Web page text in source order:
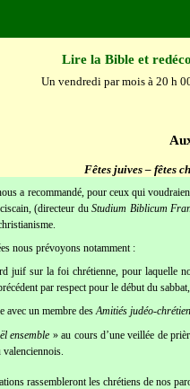
Lire la Bible et
Un vendredi par mois à 20 h
Fêtes juives – fêtes
a recommandé, pour ceux qui
(directeur duStudium Biblicum
nous prévoyons notamment :
juif sur la foi chrétienne, pour laquelle
par respect pour le début du
avec un membre desAmitiés judéo-
ensemble » au cours d’une veillée de
valenciennois.
rassembleront les chrétiens de nos